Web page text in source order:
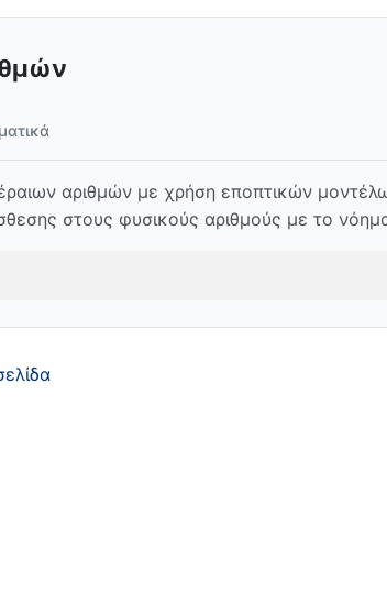
αριθμών με χρήση εποπτικών
στους φυσικούς αριθμούς με το